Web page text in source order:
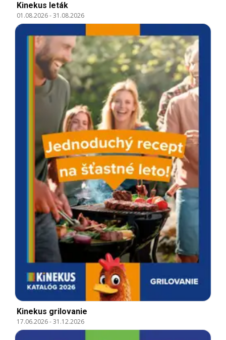
Kinekus leták
01.08.2026-31.08.2026
Kinekus grilovanie
17.06.2026-31.12.2026